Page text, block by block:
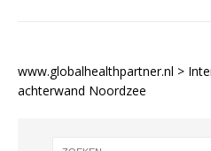
www.globalhealthpartner.nl >
achterwand Noordzee